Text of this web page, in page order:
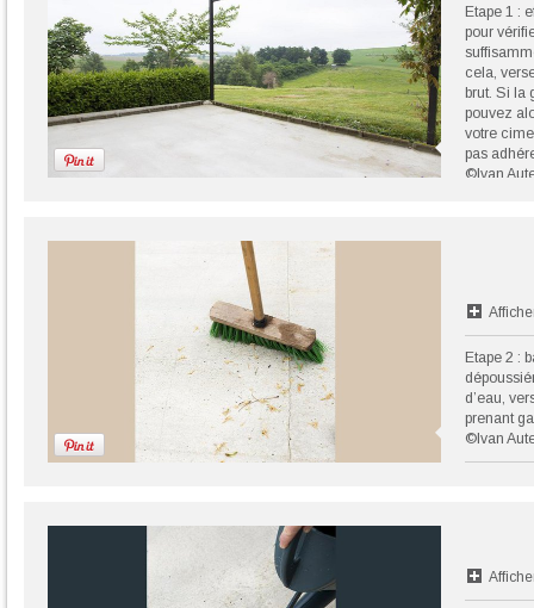
Etape 1 :
pour
cela,
brut. Si la
pouvez
votre
pas
©Ivan
Etape 2 :
d’eau,
prenant
©Ivan